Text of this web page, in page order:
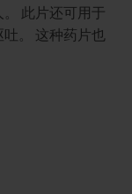
此片还可用于
。 这种药片也